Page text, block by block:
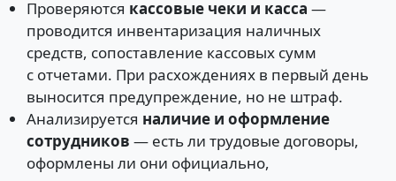
Проверяются кассовые чеки и касса —
проводится инвентаризация наличных
средств, сопоставление кассовых сумм
с отчетами. При расхождениях в первый день
выносится предупреждение, но не штраф.
Анализируется наличие и оформление
сотрудников — есть ли трудовые договоры,
оформлены ли они официально,